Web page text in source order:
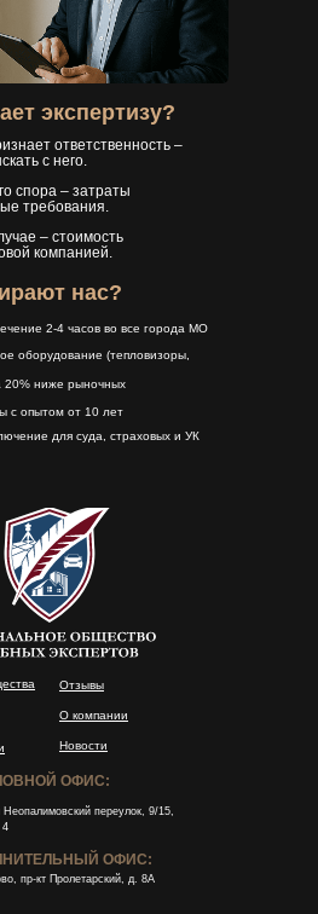
экспертизу?
– стоимость
компанией.
спора – затраты
требования.
оборудование (тепловизоры,
2-4 часов во все города МО
нас?
с опытом от 10 лет
20% ниже рыночных
для суда, страховых и УК
ответственность –
с него.
ОФИС:
переулок, 9/15,
4
пр-кт Пролетарский, д. 8А
ОФИС:
Новости
Отзывы
О компании